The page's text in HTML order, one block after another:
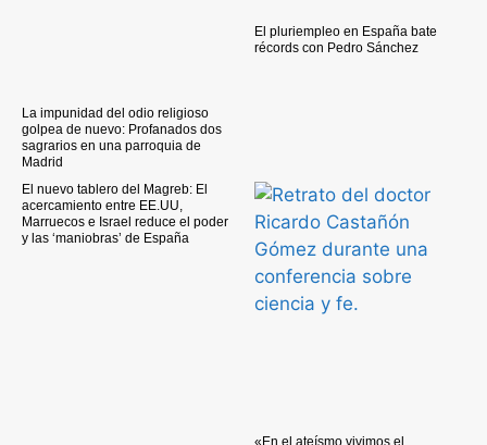
La impunidad del odio religioso
golpea de nuevo: Profanados dos
sagrarios en una parroquia de
Madrid
El pluriempleo en España bate
récords con Pedro Sánchez
El nuevo tablero del Magreb: El
acercamiento entre EE.UU,
Marruecos e Israel reduce el poder
y las ‘maniobras’ de España
«En el ateísmo vivimos el